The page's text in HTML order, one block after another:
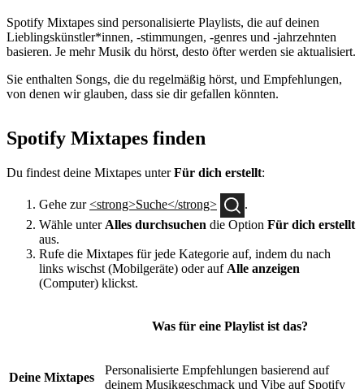
Spotify Mixtapes sind personalisierte Playlists, die auf deinen
Lieblingskünstler*innen, -stimmungen, -genres und -jahrzehnten
basieren. Je mehr Musik du hörst, desto öfter werden sie aktualisiert.
Sie enthalten Songs, die du regelmäßig hörst, und Empfehlungen,
von denen wir glauben, dass sie dir gefallen könnten.
Spotify Mixtapes finden
Du findest deine Mixtapes unterFür dich erstellt:
Gehe zur<strong>Suche</strong>
.
Wähle unter Alles durchsuchen die Option Für dich erstellt
aus.
Rufe die Mixtapes für jede Kategorie auf, indem du nach
links wischst (Mobilgeräte) oder auf Alle anzeigen
(Computer) klickst.
Was für eine Playlist ist das?
Deine Mixtapes
Personalisierte Empfehlungen basierend auf
deinem Musikgeschmack und Vibe auf Spotify